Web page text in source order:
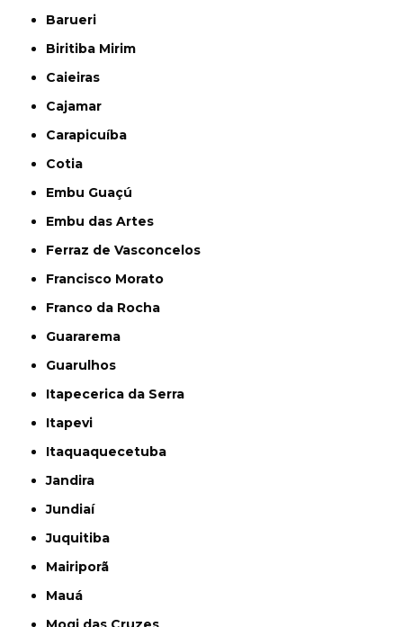
Barueri
Biritiba Mirim
Caieiras
Cajamar
Carapicuíba
Cotia
Embu Guaçú
Embu das Artes
Ferraz de Vasconcelos
Francisco Morato
Franco da Rocha
Guararema
Guarulhos
Itapecerica da Serra
Itapevi
Itaquaquecetuba
Jandira
Jundiaí
Juquitiba
Mairiporã
Mauá